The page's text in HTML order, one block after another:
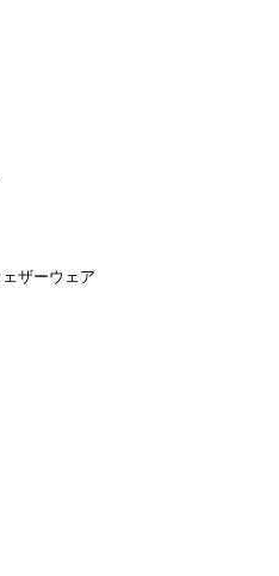
ザーウェア